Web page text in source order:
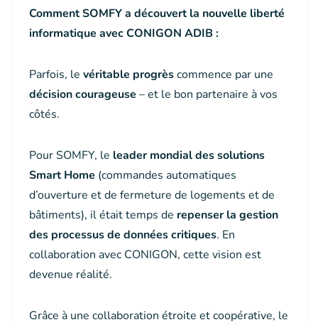
Comment SOMFY a découvert la nouvelle liberté
informatique avec CONIGON ADIB :
Parfois, le véritable progrèscommence par une
décision courageuse – et le bon partenaire à vos
côtés.
Pour SOMFY, le leader mondial des solutions
Smart Home (commandes automatiques
d’ouverture et de fermeture de logements et de
bâtiments), il était temps de repenser la gestion
des processus de données critiques. En
collaboration avec CONIGON, cette vision est
devenue réalité.
Grâce à une collaboration étroite et coopérative, le